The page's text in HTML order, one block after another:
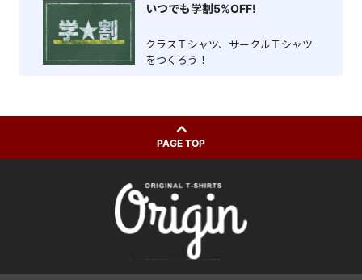
いつでも学割5%OFF!
クラスＴシャツ、サークルＴシャツ
をつくろう！
PAGE TOP